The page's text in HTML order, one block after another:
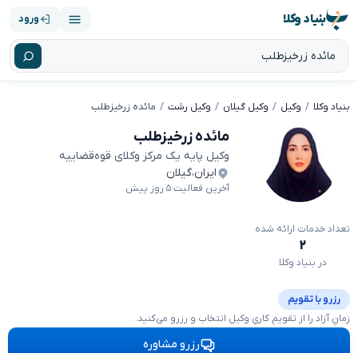
بنیاد وکلا ورود
بنیاد وکلا وکیل وکیل گیلان وکیل رشت مائده زرخیزطلب
مائده زرخیزطلب
وکیل پایه یک مرکز وکلای قوه‌قضاییه
ایران،گیلان
آخرین فعالیت ۵ روز پیش
تعداد خدمات ارائه شده
۲
در بنیاد وکلا
رزرو با تقویم
زمانِ آزاد را از تقویمِ کاریِ وکیل انتخاب و رزرو می‌کنید.
رزرو مشاوره